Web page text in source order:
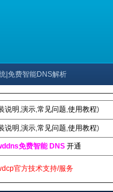
|免费智能DNS解析
说明 ,演示,常见问题,使用教程)
说明 ,演示,常见问题,使用教程)
免费智能 DNS 开通
官方技术支持/服务